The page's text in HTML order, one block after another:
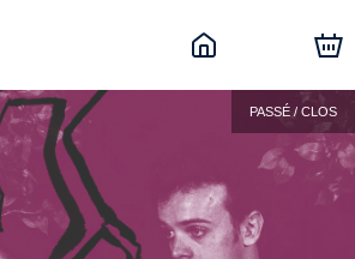
PASSÉ / CLOS